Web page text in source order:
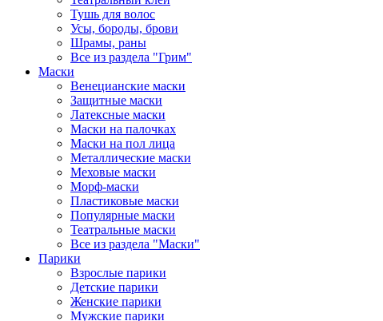
Тушь для волос
Усы, бороды, брови
Шрамы, раны
Все из раздела "Грим"
Маски
Венецианские маски
Защитные маски
Латексные маски
Маски на палочках
Маски на пол лица
Металлические маски
Меховые маски
Морф-маски
Пластиковые маски
Популярные маски
Театральные маски
Все из раздела "Маски"
Парики
Взрослые парики
Детские парики
Женские парики
Мужские парики